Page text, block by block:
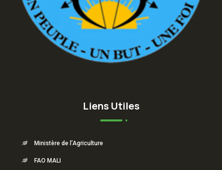
Liens Utiles
Ministère de l’Agriculture
FAO MALI